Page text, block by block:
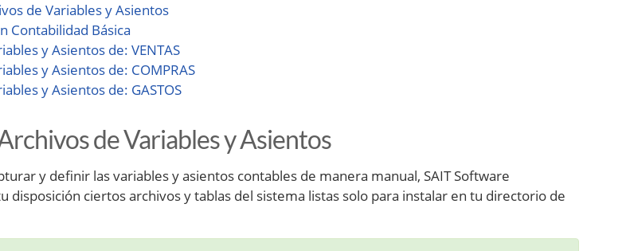
de Variables y Asientos
Contabilidad Básica
y Asientos de: VENTAS
y Asientos de: COMPRAS
y Asientos de: GASTOS
de Variables y Asientos
y definir las variables y asientos contables de manera manual, SAIT Software
disposición ciertos archivos y tablas del sistema listas solo para instalar en tu directorio de